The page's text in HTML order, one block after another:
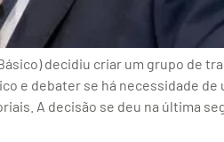
decidiu criar um grupo de
e debater se há necessidade de
A decisão se deu na última